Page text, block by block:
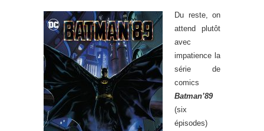
Du reste, on
attend plutôt
avec
impatience la
série de
comics
Batman’89
(six
épisodes)